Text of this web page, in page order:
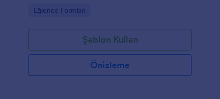
Go to Category:
Eğlence Formları
Şablon Kullan
Önizleme